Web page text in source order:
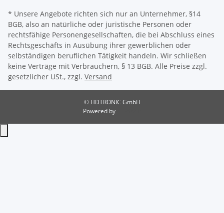
* Unsere Angebote richten sich nur an Unternehmer, §14
BGB, also an natürliche oder juristische Personen oder
rechtsfähige Personengesellschaften, die bei Abschluss eines
Rechtsgeschäfts in Ausübung ihrer gewerblichen oder
selbständigen beruflichen Tätigkeit handeln. Wir schließen
keine Verträge mit Verbrauchern, § 13 BGB. Alle Preise zzgl.
gesetzlicher USt., zzgl. Versand
© HDTRONIC GmbH
Powered by